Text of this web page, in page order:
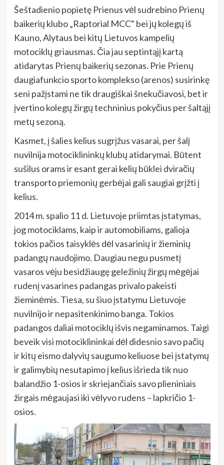
Šeštadienio popietę Prienus vėl sudrebino Prienų
baikerių klubo „Raptorial MCC“ bei jų kolegų iš
Kauno, Alytaus bei kitų Lietuvos kampelių
motociklų griausmas. Čia jau septintąjį kartą
atidarytas Prienų baikerių sezonas. Prie Prienų
daugiafunkcio sporto komplekso (arenos) susirinkę
seni pažįstami ne tik draugiškai šnekučiavosi, bet ir
įvertino kolegų žirgų techninius pokyčius per šaltąjį
metų sezoną.
Kasmet, į šalies kelius sugrįžus vasarai, per šalį
nuvilnija motociklininkų klubų atidarymai. Būtent
sušilus orams ir esant gerai kelių būklei dviračių
transporto priemonių gerbėjai gali saugiai grįžti į
kelius.
2014 m. spalio 11 d. Lietuvoje priimtas įstatymas,
jog motociklams, kaip ir automobiliams, galioja
tokios pačios taisyklės dėl vasarinių ir žieminių
padangų naudojimo. Daugiau negu pusmetį
vasaros vėju besidžiaugę geležinių žirgų mėgėjai
rudenį vasarines padangas privalo pakeisti
žieminėmis. Tiesa, su šiuo įstatymu Lietuvoje
nuvilnijo ir nepasitenkinimo banga. Tokios
padangos daliai motociklų išvis negaminamos. Taigi
beveik visi motociklininkai dėl didesnio savo pačių
ir kitų eismo dalyvių saugumo keliuose bei įstatymų
ir galimybių nesutapimo į kelius išrieda tik nuo
balandžio 1-osios ir skriejančiais savo plieniniais
žirgais mėgaujasi iki vėlyvo rudens – lapkričio 1-
osios.